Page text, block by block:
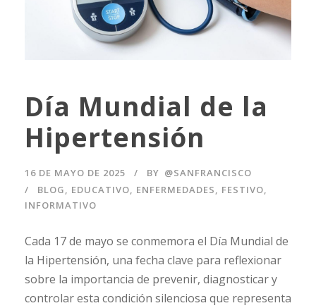
Día Mundial de la
Hipertensión
16 DE MAYO DE 2025 BY @SANFRANCISCO
BLOG, EDUCATIVO, ENFERMEDADES, FESTIVO,
INFORMATIVO
Cada 17 de mayo se conmemora el Día Mundial de
la Hipertensión, una fecha clave para reflexionar
sobre la importancia de prevenir, diagnosticar y
controlar esta condición silenciosa que representa